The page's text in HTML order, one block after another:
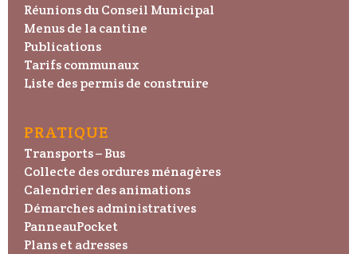
Réunions du Conseil Municipal
Menus de la cantine
Publications
Tarifs communaux
Liste des permis de construire
PRATIQUE
Transports – Bus
Collecte des ordures ménagères
Calendrier des animations
Démarches administratives
PanneauPocket
Plans et adresses